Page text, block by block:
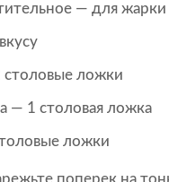
— для жарки
столовые ложки
— 1 столовая ложка
ложки
поперек на